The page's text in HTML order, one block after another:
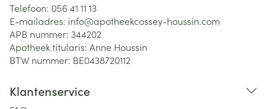
Telefoon: 056 41 11 13
E-mailadres: info@apotheekcossey-houssin.com
APB nummer: 344202
Apotheek titularis: Anne Houssin
BTW nummer: BE0438720112
Klantenservice